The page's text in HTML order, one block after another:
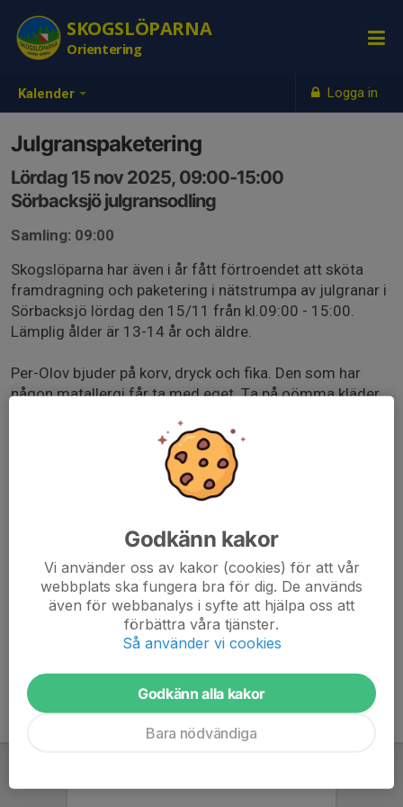
Kalender Logga in
SKOGSLÖPARNA
Orientering
Julgranspaketering
Lördag 15 nov 2025, 09:00-15:00
Sörbacksjö julgransodling
Samling: 09:00
Skogslöparna har även i år fått förtroendet att sköta
framdragning och paketering i nätstrumpa av julgranar i
Sörbacksjö lördag den 15/11 från kl.09:00 - 15:00.
Lämplig ålder är 13-14 år och äldre.
Per-Olov bjuder på korv, dryck och fika. Den som har
någon matallergi får ta med eget. Ta på oömma kläder
Anmälan via Eventor så att vi vet att det kommer folk så
070-13117608
eventor.orientering.se/Activities/Show/24630
Godkänn kakor
Vi använder oss av kakor (cookies) för att vår
webbplats ska fungera bra för dig. De används
även för webbanalys i syfte att hjälpa oss att
förbättra våra tjänster.
Så använder vi cookies
Godkänn alla kakor
Bara nödvändiga